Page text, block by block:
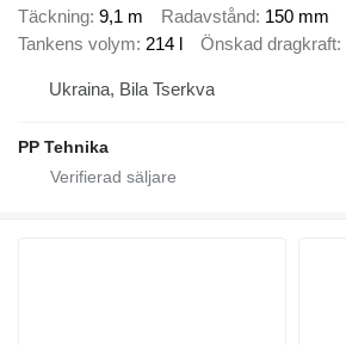
Täckning 9,1 m Radavstånd 150 mm
Tankens volym 214 l Önskad dragkraft
Ukraina, Bila Tserkva
PP Tehnika